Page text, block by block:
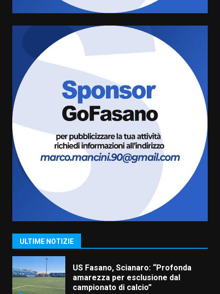
ULTIME NOTIZIE
cittadina di Fratelli d’Italia,
pronta a tornare in Consiglio
comunale
6 Agosto 2026 08:00
Cura dei beni comuni e
cittadinanza attiva: online
l’avviso per la gestione
condivisa della Villetta di
Laureto
La magia del Minareto e la prima
assoluta de “L’Albergo
Belvedere. Il rapimento”
6 Agosto 2026 06:15
1
“I Contestatori: Musica di
Rivoluzione”: nuovo
appuntamento con “Fasano in
US Fasano, Scianaro: “Profonda
amarezza per esclusione dal
campionato di calcio”